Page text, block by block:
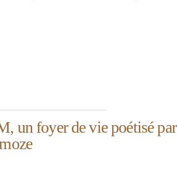
un foyer de vie poétisé par